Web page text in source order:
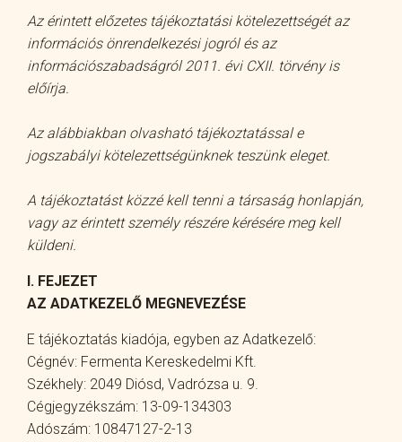
Az érintett előzetes tájékoztatási kötelezettségét az
információs önrendelkezési jogról és az
információszabadságról 2011. évi CXII. törvény is
előírja.
Az alábbiakban olvasható tájékoztatással e
jogszabályi kötelezettségünknek teszünk eleget.
A tájékoztatást közzé kell tenni a társaság honlapján,
vagy az érintett személy részére kérésére meg kell
küldeni.
I. FEJEZET
AZ ADATKEZELŐ MEGNEVEZÉSE
E tájékoztatás kiadója, egyben az Adatkezelő:
Cégnév: Fermenta Kereskedelmi Kft.
Székhely: 2049 Diósd, Vadrózsa u. 9.
Cégjegyzékszám: 13-09-134303
Adószám: 10847127-2-13